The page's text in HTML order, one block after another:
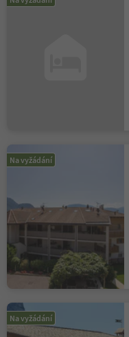
Na vyžádání
Na vyžádání